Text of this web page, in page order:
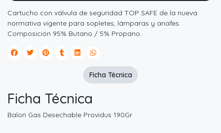
Cartucho con válvula de seguridad TOP SAFE de la nueva
normativa vigente para sopletes, lámparas y anafes.
Composición 95% Butano / 5% Propano.
Ficha Técnica
Balon Gas Desechable Providus 190Gr
Ficha Técnica